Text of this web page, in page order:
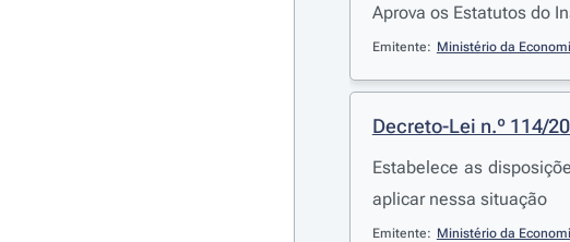
Aprova os Estatutos do
Emitente: Ministério da
Decreto-Lei n.º 114/
Estabelece as
aplicar nessa situação
Emitente: Ministério da